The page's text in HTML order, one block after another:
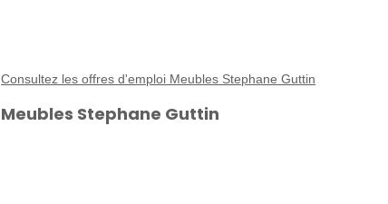
Consultez les offres d'emploi Meubles Stephane Guttin
Meubles Stephane Guttin